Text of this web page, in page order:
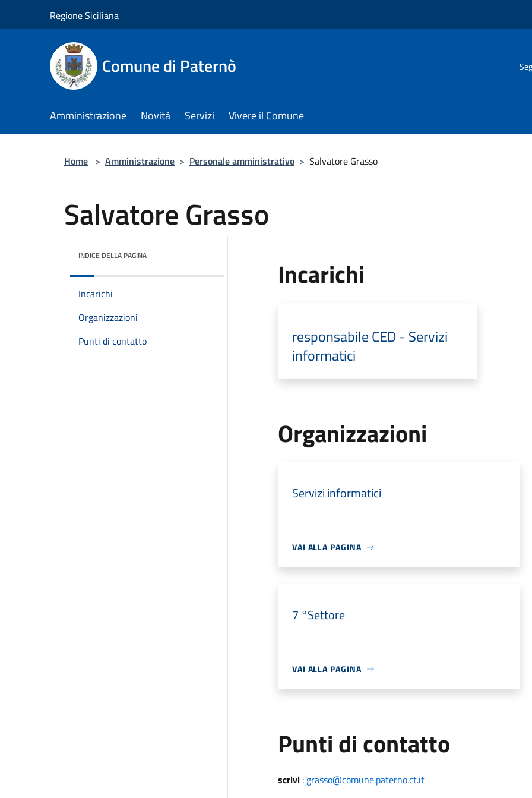
Regione Siciliana
Comune di Paternò
Amministrazione Novità Servizi Vivere il Comune
Home > Amministrazione > Personale amministrativo > Salvatore Grasso
Salvatore Grasso
INDICE DELLA PAGINA
Incarichi
Organizzazioni
Punti di contatto
Incarichi
responsabile CED - Servizi
informatici
Organizzazioni
Servizi informatici
VAI ALLA PAGINA
7 °Settore
VAI ALLA PAGINA
Punti di contatto
scrivi: grasso@comune.paterno.ct.it